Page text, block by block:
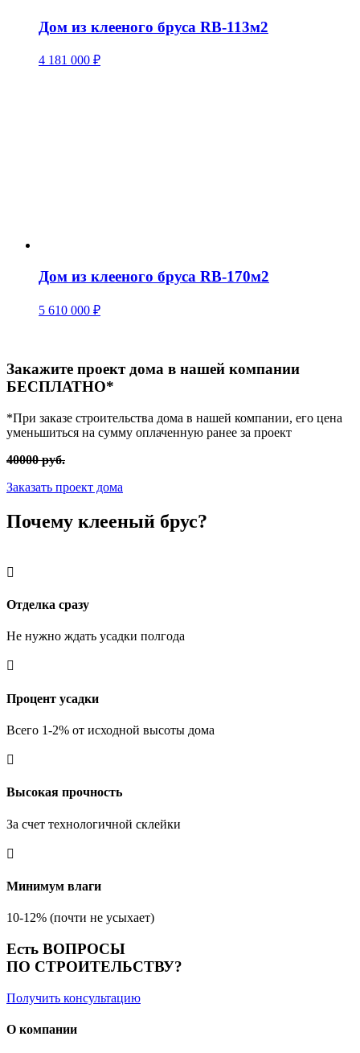
Дом из клееного бруса RB-113м2
4 181 000 ₽
Дом из клееного бруса RB-170м2
5 610 000 ₽
Закажите проект дома в нашей компании
БЕСПЛАТНО*
*При заказе строительства дома в нашей компании, его цена
уменьшиться на сумму оплаченную ранее за проект
40000 руб.
Заказать проект дома
Почему клееный брус?

Отделка сразу
Не нужно ждать усадки полгода

Процент усадки
Всего 1-2% от исходной высоты дома

Высокая прочность
За счет технологичной склейки

Минимум влаги
10-12% (почти не усыхает)
Есть ВОПРОСЫ
ПО СТРОИТЕЛЬСТВУ?
Получить консультацию
О компании